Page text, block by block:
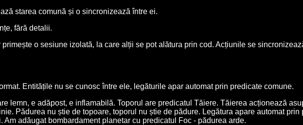
starea comună și o sincronizează între ei.
fără detalii.
o sesiune izolată, la care alții se pot alătura prin cod. Acțiunile se
Entitățile nu se cunosc între ele, legăturile apar automat prin predicate comune.
lemn, e adăpost, e inflamabilă. Toporul are predicatul Tăiere. Tăierea acționează
Pădurea nu știe de topoare, toporul nu știe de pădure. Legătura apare automat prin
adăugat bombardament planetar cu predicatul Foc - pădurea arde.